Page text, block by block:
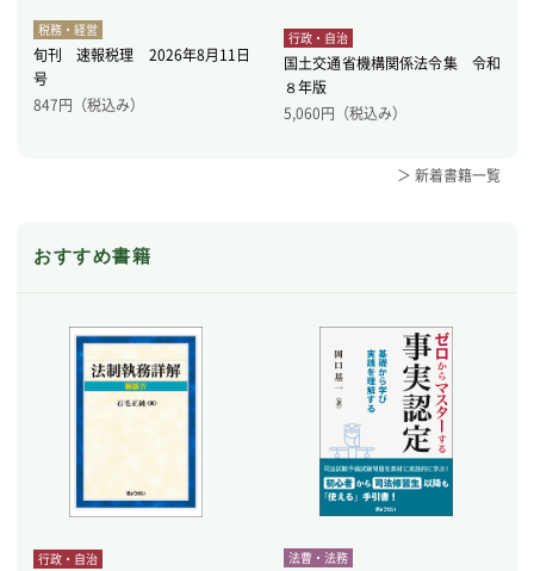
税務・経営
旬刊 速報税理 2026年8月11日
号
847円（税込み）
行政・自治
国土交通省機構関係法令集 令和
８年版
5,060円（税込み）
＞ 新着書籍一覧
おすすめ書籍
行政・自治 法曹・法務